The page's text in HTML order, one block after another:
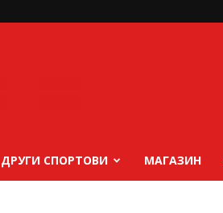
ДРУГИ СПОРТОВИ МАГАЗИН